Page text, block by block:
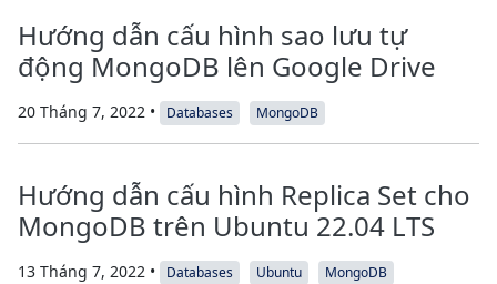
Hướng dẫn cấu hình sao lưu tự
động MongoDB lên Google Drive
20 Tháng 7, 2022 • Databases MongoDB
Hướng dẫn cấu hình Replica Set cho
MongoDB trên Ubuntu 22.04 LTS
13 Tháng 7, 2022 • Databases Ubuntu MongoDB